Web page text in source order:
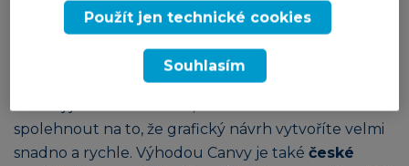
je jedním z nejoblíbenějších nástrojů, který
využívají nejen začátečníci, ale také profesionálové
po celém světě. S tímto nástrojem získáte
k tisícům fotografií, fontů i designů zdarma
spolehnout na to, že grafický návrh vytvoříte velmi
snadno a rychle. Výhodou Canvy je také české
Použít jen technické cookies
Souhlasím